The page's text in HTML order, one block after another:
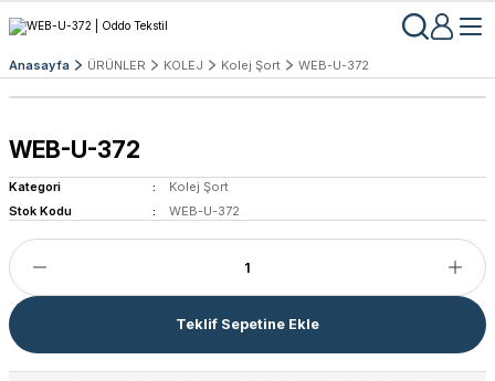
Anasayfa ÜRÜNLER KOLEJ Kolej Şort WEB-U-372
WEB-U-372
Kategori
Kolej Şort
Stok Kodu
WEB-U-372
Teklif Sepetine Ekle